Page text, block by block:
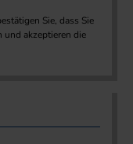
Sie, dass Sie
und akzeptieren die